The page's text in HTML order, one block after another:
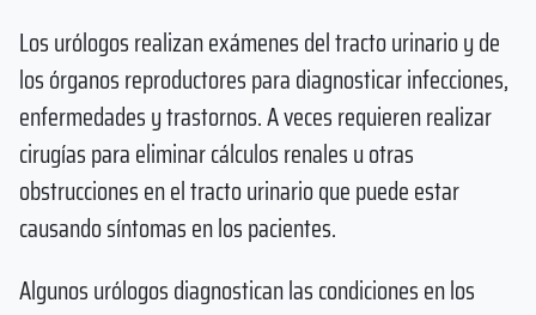
Los urólogos realizan exámenes del tracto urinario y de
los órganos reproductores para diagnosticar infecciones,
enfermedades y trastornos. A veces requieren realizar
cirugías para eliminar cálculos renales u otras
obstrucciones en el tracto urinario que puede estar
causando síntomas en los pacientes.
Algunos urólogos diagnostican las condiciones en los